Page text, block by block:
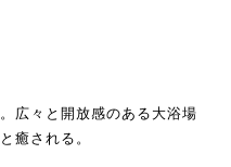
広々と開放感のある大浴場
癒される。